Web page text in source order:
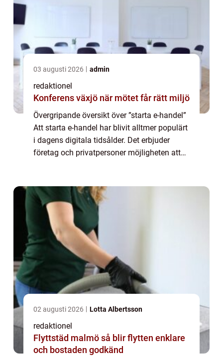
03 augusti 2026 admin
redaktionel
Konferens växjö när mötet får rätt miljö
Övergripande översikt över ”starta e-handel”
Att starta e-handel har blivit alltmer populärt
i dagens digitala tidsålder. Det erbjuder
företag och privatpersoner möjligheten att
02 augusti 2026 Lotta Albertsson
redaktionel
Flyttstäd malmö så blir flytten enklare
och bostaden godkänd